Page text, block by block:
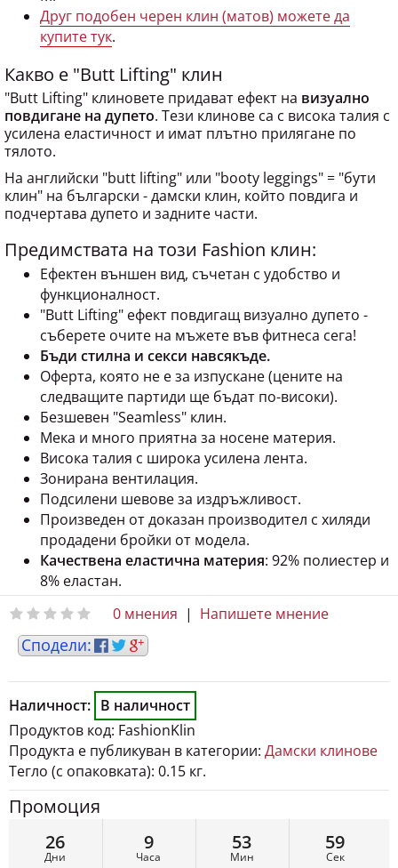
купите тук.
"Butt Lifting" клиновете придават ефект на
повдигане на дупето. Тези клинове са с висока талия с
усилена еластичност и имат плътно прилягане по
тялото.
клин" на български - дамски клин, който повдига и
подчертава дупето и задните части.
Ефектен външен вид, съчетан с удобство и
функционалност.
"Butt Lifting" ефект повдигащ визуално дупето -
съберете очите на мъжете във фитнеса сега!
Бъди стилна и секси навсякъде.
Оферта, която не е за изпускане (цените на
следващите партиди ще бъдат по-високи).
Безшевен "Seamless" клин.
Мека и много приятна за носене материя.
Висока талия с широка усилена лента.
Зонирана вентилация.
Подсилени шевове за издръжливост.
Произведен от доказан производител с хиляди
продадени бройки от модела.
Качествена еластична материя
8% еластан.
0 мнения|Напишете мнение
В наличност
Продуктов код:FashionKlin
Продукта е публикуван в категории:
Тегло (с опаковката):0.15 кг.
Промоция
Дни Часа Мин Сек